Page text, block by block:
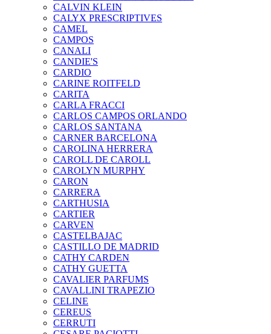
CALVIN KLEIN
CALYX PRESCRIPTIVES
CAMEL
CAMPOS
CANALI
CANDIE'S
CARDIO
CARINE ROITFELD
CARITA
CARLA FRACCI
CARLOS CAMPOS ORLANDO
CARLOS SANTANA
CARNER BARCELONA
CAROLINA HERRERA
CAROLL DE CAROLL
CAROLYN MURPHY
CARON
CARRERA
CARTHUSIA
CARTIER
CARVEN
CASTELBAJAC
CASTILLO DE MADRID
CATHY CARDEN
CATHY GUETTA
CAVALIER PARFUMS
CAVALLINI TRAPEZIO
CELINE
CEREUS
CERRUTI